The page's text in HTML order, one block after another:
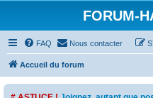
FORUM-
FAQ Nous contacter
Accueil du forum